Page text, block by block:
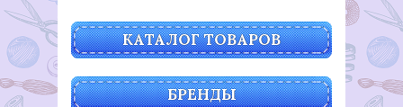
КАТАЛОГ ТОВАРОВ
БРЕНДЫ